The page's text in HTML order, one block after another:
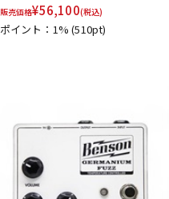
販売価格¥56,100(税込)
ポイント：1%(510pt)